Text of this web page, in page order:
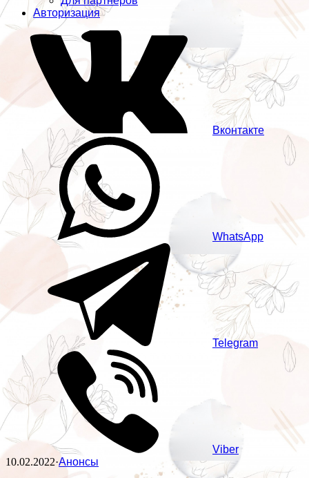
Авторизация
Вконтакте
WhatsApp
Telegram
Viber
10.02.2022·Анонсы